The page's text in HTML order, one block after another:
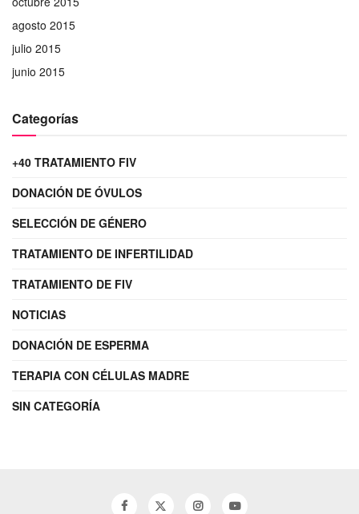
agosto 2015
julio 2015
junio 2015
Categorías
+40 TRATAMIENTO FIV
DONACIÓN DE ÓVULOS
SELECCIÓN DE GÉNERO
TRATAMIENTO DE INFERTILIDAD
TRATAMIENTO DE FIV
NOTICIAS
DONACIÓN DE ESPERMA
TERAPIA CON CÉLULAS MADRE
SIN CATEGORÍA